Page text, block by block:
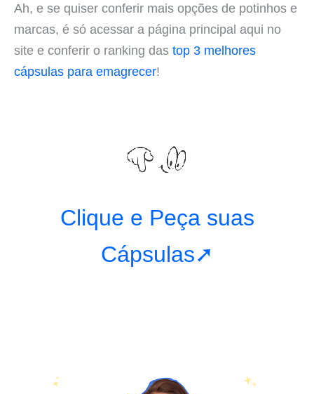
Ah, e se quiser conferir mais opções de potinhos e
marcas, é só acessar a página principal aqui no
site e conferir o ranking das top 3 melhores
cápsulas para emagrecer!
Clique e Peça suas
Cápsulas➚